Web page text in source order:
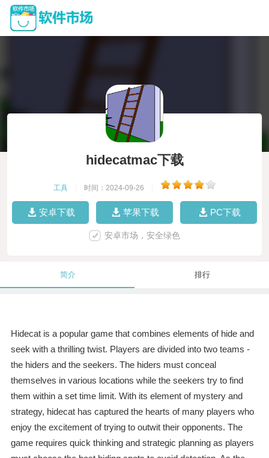
hidecatmac下载
工具 时间：2024-09-26
安卓下载 苹果下载 PC下载
安卓市场，安全绿色
简介 排行
Hidecat is a popular game that combines elements of hide and
seek with a thrilling twist. Players are divided into two teams -
the hiders and the seekers. The hiders must conceal
themselves in various locations while the seekers try to find
them within a set time limit. With its element of mystery and
strategy, hidecat has captured the hearts of many players who
enjoy the excitement of trying to outwit their opponents. The
game requires quick thinking and strategic planning as players